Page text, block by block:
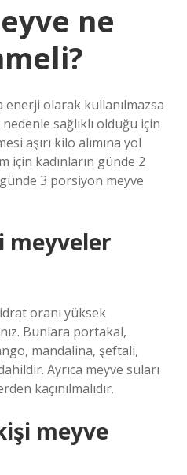
ne
olarak kullanılmazsa
sağlıklı olduğu için
aşırı kilo alımına yol
için kadınların günde 2
3 porsiyon meyve
meyveler
oranı yüksek
Bunlara portakal,
mandalina, şeftali,
Ayrıca meyve suları
kaçınılmalıdır.
meyve